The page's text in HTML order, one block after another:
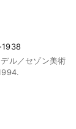
1938
ル／セゾン美術